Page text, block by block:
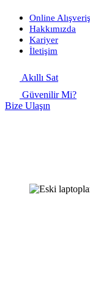
Online Alışveriş
Hakkımızda
Kariyer
İletişim
Akıllı Sat
Güvenilir Mi?
Bize Ulaşın